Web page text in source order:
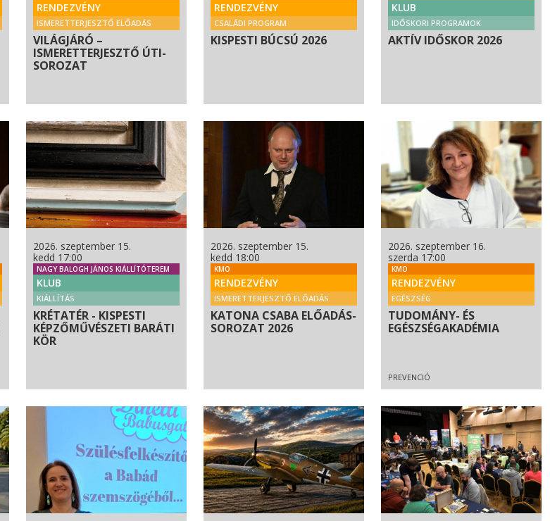
RENDEZVÉNY
ISMERETTERJESZTŐ ELŐADÁS
VILÁGJÁRÓ –
ISMERETTERJESZTŐ ÚTI-
SOROZAT
RENDEZVÉNY
CSALÁDI PROGRAM
KISPESTI BÚCSÚ 2026
KLUB
IDŐSKORI PROGRAMOK
AKTÍV IDŐSKOR 2026
2026. szeptember 15.
kedd 17:00
NAGY BALOGH JÁNOS KIÁLLÍTÓTEREM
KLUB
KIÁLLÍTÁS
KRÉTATÉR - KISPESTI
KÉPZŐMŰVÉSZETI BARÁTI
KÖR
2026. szeptember 15.
kedd 18:00
KMO
RENDEZVÉNY
ISMERETTERJESZTŐ ELŐADÁS
KATONA CSABA ELŐADÁS-
SOROZAT 2026
2026. szeptember 16.
szerda 17:00
KMO
RENDEZVÉNY
EGÉSZSÉG
TUDOMÁNY- ÉS
EGÉSZSÉGAKADÉMIA
PREVENCIÓ